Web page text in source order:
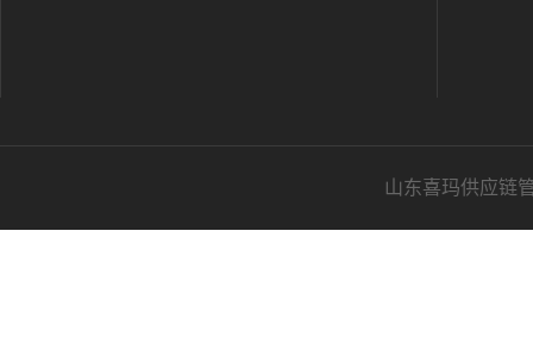
山东喜玛供应链